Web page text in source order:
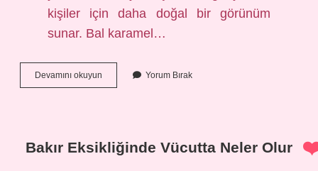
kişiler için daha doğal bir görünüm
sunar. Bal karamel…
Devamını okuyun
Sarısı
Yorum Bırak
Bakır Eksikliğinde Vücutta Neler Olur